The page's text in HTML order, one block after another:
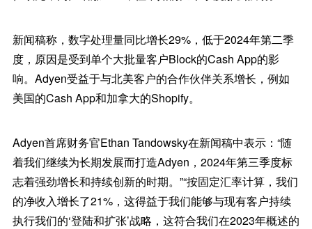
新闻稿称，数字处理量同比增长29%，低于2024年第二季
度，原因是受到单个大批量客户Block的Cash App的影
响。Adyen受益于与北美客户的合作伙伴关系增长，例如
美国的Cash App和加拿大的Shopify。
Adyen首席财务官Ethan Tandowsky在新闻稿中表示：“随
着我们继续为长期发展而打造Adyen，2024年第三季度标
志着强劲增长和持续创新的时期。”“按固定汇率计算，我们
的净收入增长了21%，这得益于我们能够与现有客户持续
执行我们的‘登陆和扩张’战略，这符合我们在2023年概述的